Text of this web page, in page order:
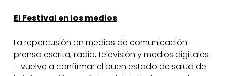
El Festival en los medios
La repercusión en medios de comunicación –
prensa escrita, radio, televisión y medios digitales
– vuelve a confirmar el buen estado de salud de